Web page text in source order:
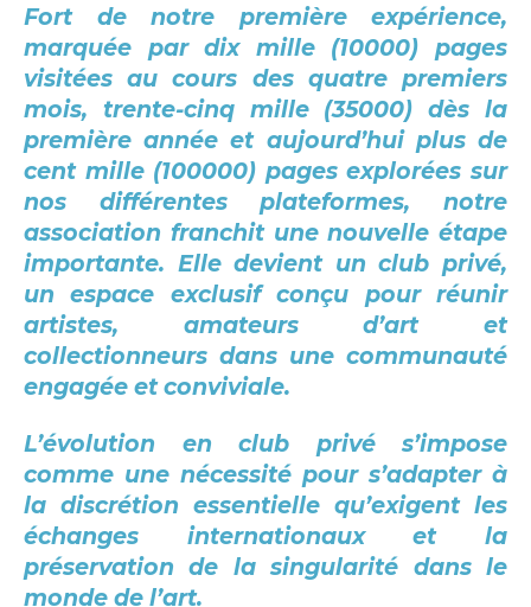
Fort de notre première expérience,
marquée par dix mille (10000) pages
visitées au cours des quatre premiers
mois, trente-cinq mille (35000) dès la
première année et aujourd’hui plus de
cent mille (100000) pages explorées sur
nos différentes plateformes, notre
association franchit une nouvelle étape
importante. Elle devient un club privé,
un espace exclusif conçu pour réunir
artistes, amateurs d’art et
collectionneurs dans une communauté
engagée et conviviale.
L’évolution en club privé s’impose
comme une nécessité pour s’adapter à
la discrétion essentielle qu’exigent les
échanges internationaux et la
préservation de la singularité dans le
monde de l’art.